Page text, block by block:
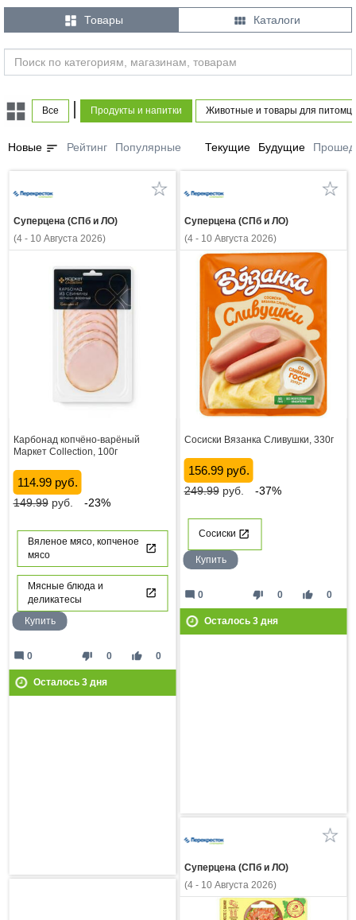
 Товары  Каталоги
Все Продукты и напитки Животные и товары для
Новые sort Рейтинг Популярные Текущие Будущие
Суперцена (СПб и ЛО)
(4 - 10 Августа 2026)
Карбонад копчёно-варёный
Маркет Collection, 100г
114.99 руб.
149.99руб. -23%
Вяленое мясо, копченое
мясо
Мясные блюда и
деликатесы
Купить
thumb_down 0 thumb_up 0
mode_comment 0
Осталось 3дня
Суперцена (СПб и ЛО)
(4 - 10 Августа 2026)
Сосиски Вязанка Сливушки, 330г
156.99 руб.
249.99руб. -37%
Сосиски
Купить
thumb_down 0 thumb_up 0
mode_comment 0
Осталось 3дня
Суперцена (СПб и ЛО)
(4 - 10 Августа 2026)